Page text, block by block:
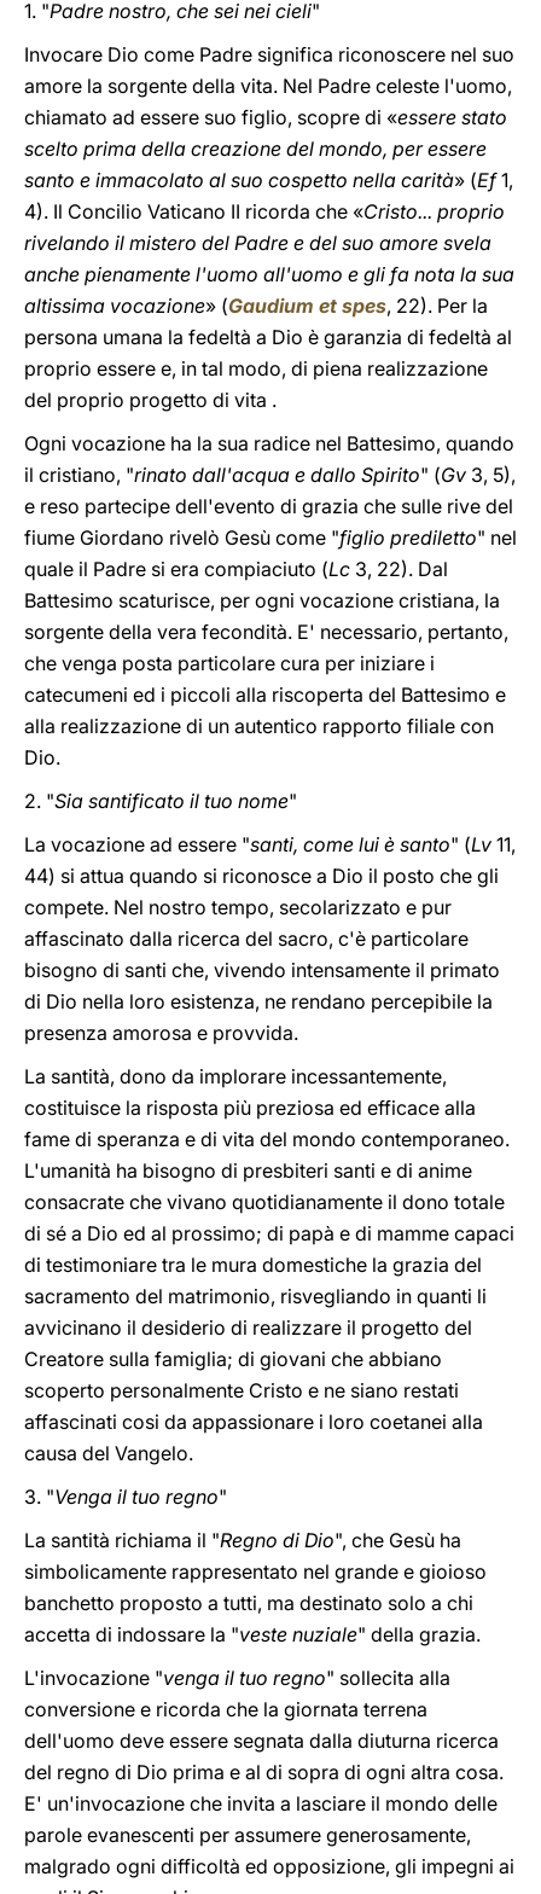
1. "Padre nostro, che sei nei cieli"
Invocare Dio come Padre significa riconoscere nel suo
amore la sorgente della vita. Nel Padre celeste l'uomo,
chiamato ad essere suo figlio, scopre di «essere stato
scelto prima della creazione del mondo, per essere
santo e immacolato al suo cospetto nella carità» (Ef1,
4). Il Concilio Vaticano II ricorda che «Cristo... proprio
rivelando il mistero del Padre e del suo amore svela
anche pienamente l'uomo all'uomo e gli fa nota la sua
altissima vocazione» (Gaudium et spes, 22). Per la
persona umana la fedeltà a Dio è garanzia di fedeltà al
proprio essere e, in tal modo, di piena realizzazione
del proprio progetto di vita .
Ogni vocazione ha la sua radice nel Battesimo, quando
il cristiano, "rinato dall'acqua e dallo Spirito" (Gv 3, 5),
e reso partecipe dell'evento di grazia che sulle rive del
fiume Giordano rivelò Gesù come "figlio prediletto" nel
quale il Padre si era compiaciuto (Lc 3, 22). Dal
Battesimo scaturisce, per ogni vocazione cristiana, la
sorgente della vera fecondità. E' necessario, pertanto,
che venga posta particolare cura per iniziare i
catecumeni ed i piccoli alla riscoperta del Battesimo e
alla realizzazione di un autentico rapporto filiale con
Dio.
2. "Sia santificato il tuo nome"
La vocazione ad essere "santi, come lui è santo" (Lv 11,
44) si attua quando si riconosce a Dio il posto che gli
compete. Nel nostro tempo, secolarizzato e pur
affascinato dalla ricerca del sacro, c'è particolare
bisogno di santi che, vivendo intensamente il primato
di Dio nella loro esistenza, ne rendano percepibile la
presenza amorosa e provvida.
La santità, dono da implorare incessantemente,
costituisce la risposta più preziosa ed efficace alla
fame di speranza e di vita del mondo contemporaneo.
L'umanità ha bisogno di presbiteri santi e di anime
consacrate che vivano quotidianamente il dono totale
di sé a Dio ed al prossimo; di papà e di mamme capaci
di testimoniare tra le mura domestiche la grazia del
sacramento del matrimonio, risvegliando in quanti li
avvicinano il desiderio di realizzare il progetto del
Creatore sulla famiglia; di giovani che abbiano
scoperto personalmente Cristo e ne siano restati
affascinati cosi da appassionare i loro coetanei alla
causa del Vangelo.
3. "Venga il tuo regno"
La santità richiama il "Regno di Dio", che Gesù ha
simbolicamente rappresentato nel grande e gioioso
banchetto proposto a tutti, ma destinato solo a chi
accetta di indossare la "veste nuziale" della grazia.
L'invocazione "venga il tuo regno" sollecita alla
conversione e ricorda che la giornata terrena
dell'uomo deve essere segnata dalla diuturna ricerca
del regno di Dio prima e al di sopra di ogni altra cosa.
E' un'invocazione che invita a lasciare il mondo delle
parole evanescenti per assumere generosamente,
malgrado ogni difficoltà ed opposizione, gli impegni ai